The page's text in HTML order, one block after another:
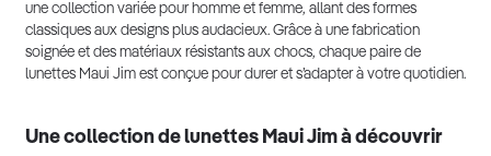
une collection variée pour homme et femme, allant des formes
classiques aux designs plus audacieux. Grâce à une fabrication
soignée et des matériaux résistants aux chocs, chaque paire de
lunettes Maui Jim est conçue pour durer et s’adapter à votre quotidien.
Une collection de lunettes Maui Jim à découvrir